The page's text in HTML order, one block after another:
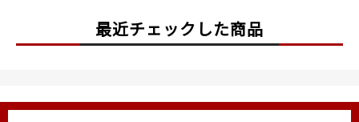
最近チェックした商品